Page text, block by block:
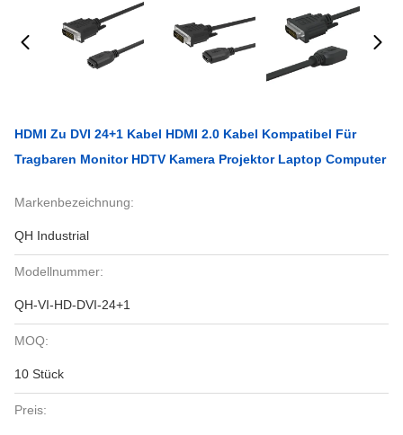
HDMI Zu DVI 24+1 Kabel HDMI 2.0 Kabel Kompatibel Für
Tragbaren Monitor HDTV Kamera Projektor Laptop Computer
Markenbezeichnung:
QH Industrial
Modellnummer:
QH-VI-HD-DVI-24+1
MOQ:
10 Stück
Preis: